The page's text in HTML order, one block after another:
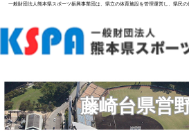
一般財団法人熊本県スポーツ振興事業団は、県立の体育施設を管理運営し、県民
藤崎台県営